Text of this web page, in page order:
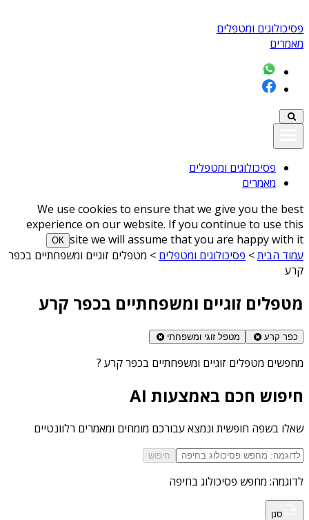
פסיכולוגים ומטפלים
מאמרים
פסיכולוגים ומטפלים
מאמרים
We use cookies to ensure that we give you the best
experience on our website. If you continue to use this
site we will assume that you are happy with it
ОК
עמוד הבית> פסיכולוגים ומטפלים > מטפלים זוגיים ומשפחתיים בכפר
קרע
מטפלים זוגיים ומשפחתיים בכפר קרע
כפר קרע מטפל זוגי ומשפחתי
מחפשים מטפלים זוגיים ומשפחתיים בכפר קרע ?
חיפוש חכם באמצעות AI
שאלו בשפה חופשית ונמצא עבורכם מומחים ומאמרים רלוונטיים
חיפוש
לדוגמה: מחפש פסיכולוג בחיפה
סנן